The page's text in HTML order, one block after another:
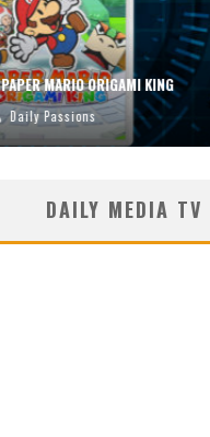
CONCOURS : DREAMS SUR PS4
Carlos Mühlig
DAILY MEDIA TV